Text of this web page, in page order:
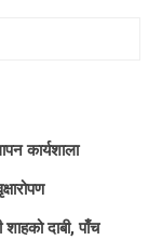
कार्यशाला
दाबी, पाँच